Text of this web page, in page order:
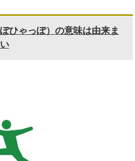
ひゃっぽ）の意味は由来ま